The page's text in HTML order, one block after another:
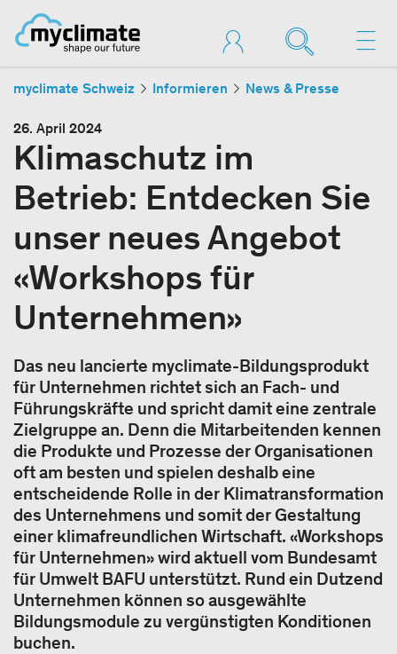
myclimate Schweiz Informieren News & Presse
26. April 2024
Klimaschutz im
Betrieb: Entdecken Sie
unser neues Angebot
«Workshops für
Unternehmen»
Das neu lancierte myclimate-Bildungsprodukt
für Unternehmen richtet sich an Fach- und
Führungskräfte und spricht damit eine zentrale
Zielgruppe an. Denn die Mitarbeitenden kennen
die Produkte und Prozesse der Organisationen
oft am besten und spielen deshalb eine
entscheidende Rolle in der Klimatransformation
des Unternehmens und somit der Gestaltung
einer klimafreundlichen Wirtschaft. «Workshops
für Unternehmen» wird aktuell vom Bundesamt
für Umwelt BAFU unterstützt. Rund ein Dutzend
Unternehmen können so ausgewählte
Bildungsmodule zu vergünstigten Konditionen
buchen.